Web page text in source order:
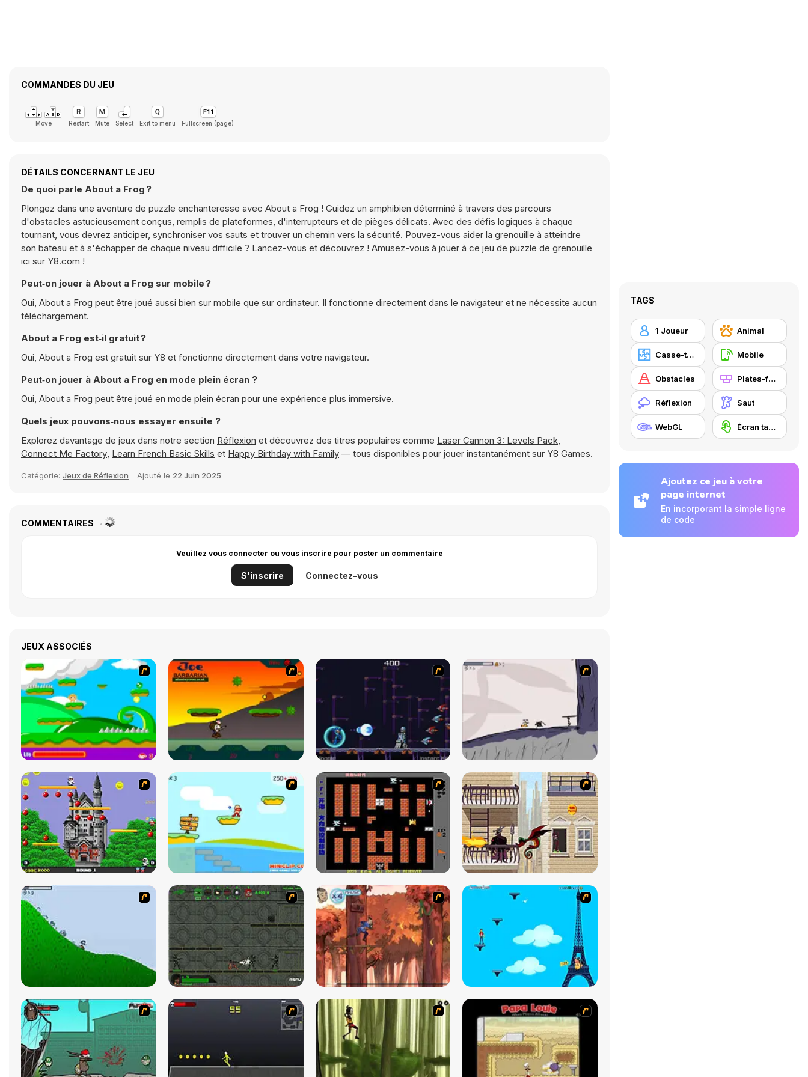
COMMANDES DU JEU
Move Restart Mute Select Exit to menu Fullscreen (page)
DÉTAILS CONCERNANT LE JEU
De quoi parle About a Frog ?
Plongez dans une aventure de puzzle enchanteresse avec About a Frog ! Guidez un amphibien déterminé à travers des parcours
d'obstacles astucieusement conçus, remplis de plateformes, d'interrupteurs et de pièges délicats. Avec des défis logiques à chaque
tournant, vous devrez anticiper, synchroniser vos sauts et trouver un chemin vers la sécurité. Pouvez-vous aider la grenouille à atteindre
son bateau et à s'échapper de chaque niveau difficile ? Lancez-vous et découvrez ! Amusez-vous à jouer à ce jeu de puzzle de grenouille
ici sur Y8.com !
Peut‑on jouer à About a Frog sur mobile ?
Oui, About a Frog peut être joué aussi bien sur mobile que sur ordinateur. Il fonctionne directement dans le navigateur et ne nécessite aucun
téléchargement.
About a Frog est‑il gratuit ?
Oui, About a Frog est gratuit sur Y8 et fonctionne directement dans votre navigateur.
Peut‑on jouer à About a Frog en mode plein écran ?
Oui, About a Frog peut être joué en mode plein écran pour une expérience plus immersive.
Quels jeux pouvons‑nous essayer ensuite ?
Explorez davantage de jeux dans notre section Réflexion et découvrez des titres populaires comme Laser Cannon 3: Levels Pack,
Connect Me Factory, Learn French Basic Skills et Happy Birthday with Family — tous disponibles pour jouer instantanément sur Y8 Games.
Catégorie: Jeux de Réflexion Ajouté le 22 Juin 2025
COMMENTAIRES
Veuillez vous connecter ou vous inscrire pour poster un commentaire
S'inscrire Connectez-vous
JEUX ASSOCIÉS
TAGS
1 Joueur Animal
Casse-tête Mobile
Obstacles Plates-formes
Réflexion Saut
WebGL Écran tactile
Ajoutez ce jeu à votre
page internet
En incorporant la simple ligne
de code